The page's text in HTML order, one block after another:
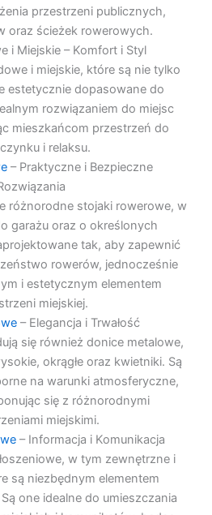
przestrzeni publicznych,
oraz ścieżek rowerowych.
i Miejskie – Komfort i Styl
i miejskie, które są nie tylko
estetycznie dopasowane do
rozwiązaniem do miejsc
mieszkańcom przestrzeń do
i relaksu.
– Praktyczne i Bezpieczne
różnorodne stojaki rowerowe, w
garażu oraz o określonych
tak, aby zapewnić
rowerów, jednocześnie
i estetycznym elementem
miejskiej.
– Elegancja i Trwałość
się również donice metalowe,
okrągłe oraz kwietniki. Są
na warunki atmosferyczne,
się z różnorodnymi
miejskimi.
– Informacja i Komunikacja
w tym zewnętrzne i
są niezbędnym elementem
one idealne do umieszczania